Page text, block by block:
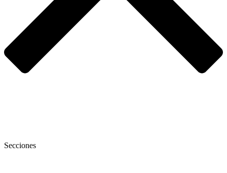
Secciones